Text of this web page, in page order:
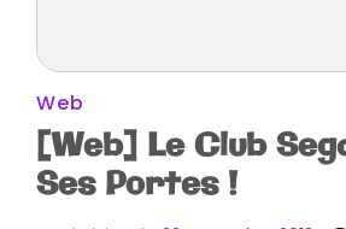
Web
[Web] Le Club
Ses Portes !